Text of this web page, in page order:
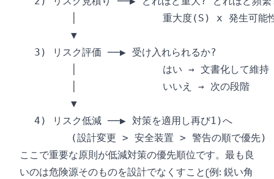
ここで重要な原則が低減対策の優先順位です。最も良
いのは危険源そのものを設計でなくすこと(例: 鋭い角